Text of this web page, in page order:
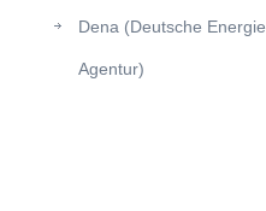
Dena (Deutsche Energie
Agentur)